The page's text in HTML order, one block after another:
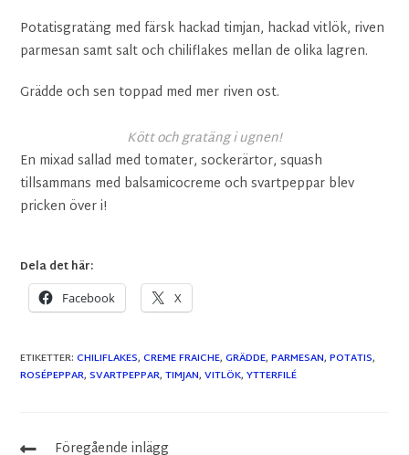
Potatisgratäng med färsk hackad timjan, hackad vitlök, riven
parmesan samt salt och chiliflakes mellan de olika lagren.
Grädde och sen toppad med mer riven ost.
Kött och gratäng i ugnen!
En mixad sallad med tomater, sockerärtor, squash
tillsammans med balsamicocreme och svartpeppar blev
pricken över i!
Dela det här:
Facebook X
ETIKETTER:CHILIFLAKES, CREME FRAICHE, GRÄDDE, PARMESAN, POTATIS,
ROSÉPEPPAR, SVARTPEPPAR, TIMJAN, VITLÖK, YTTERFILÉ
Föregående inlägg